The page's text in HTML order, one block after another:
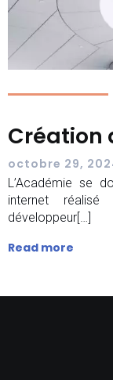
Création
octobre 29,
L’Académie se
internet
développeur[…]
Read more